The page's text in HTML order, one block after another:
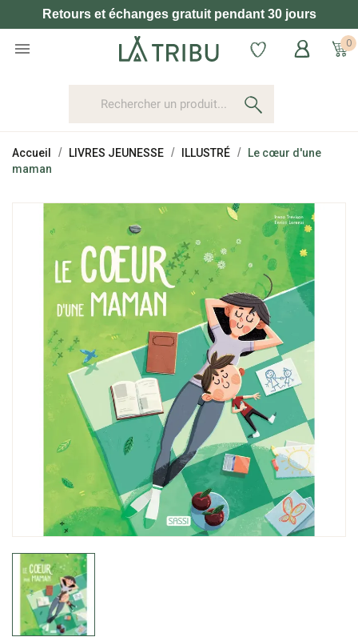
Retours et échanges gratuit pendant 30 jours
 0
Accueil LIVRES JEUNESSE ILLUSTRÉ
Le cœur d'une
maman